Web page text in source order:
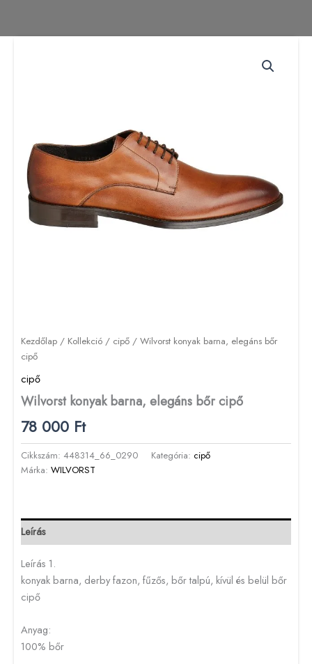
Kezdőlap / Kollekció / cipő / Wilvorst konyak barna, elegáns bőr
cipő
cipő
Wilvorst konyak barna, elegáns bőr cipő
78 000 Ft
Cikkszám: 448314_66_0290 Kategória: cipő
Márka: WILVORST
Leírás
Leírás 1.
konyak barna, derby fazon, fűzős, bőr talpú, kívül és belül bőr
cipő
Anyag:
100% bőr